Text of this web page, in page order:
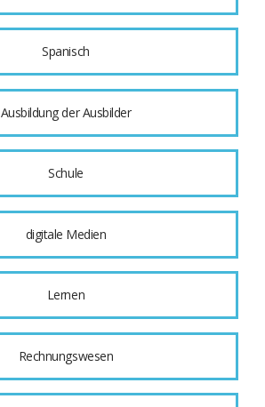
Spanisch
Ausbildung der Ausbilder
Schule
digitale Medien
Lernen
Rechnungswesen